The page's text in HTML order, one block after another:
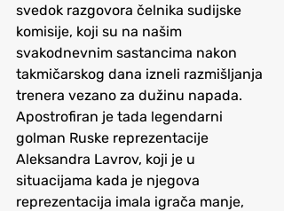
svedok razgovora čelnika sudijske
komisije, koji su na našim
svakodnevnim sastancima nakon
takmičarskog dana izneli razmišljanja
trenera vezano za dužinu napada.
Apostrofiran je tada legendarni
golman Ruske reprezentacije
Aleksandra Lavrov, koji je u
situacijama kada je njegova
reprezentacija imala igrača manje,